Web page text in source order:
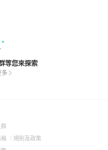
等您來探索
多
群(Open
格
(Open
規則及政策(Open